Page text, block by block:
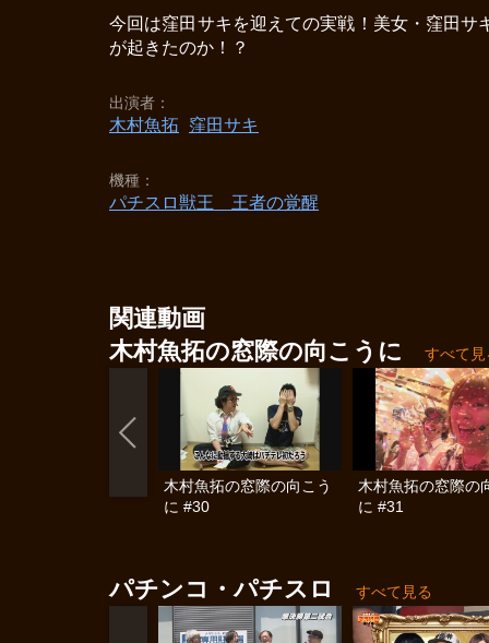
今回は窪田サキを迎えての実戦！美女・窪田
が起きたのか！？
出演者
木村魚拓 窪田サキ
機種
パチスロ獣王 王者の覚醒
関連動画
木村魚拓の窓際の向こうに
すべて見
木村魚拓の窓際の向こう
に #30
木村魚拓の窓際の
に #31
パチンコ・パチスロ すべて見る